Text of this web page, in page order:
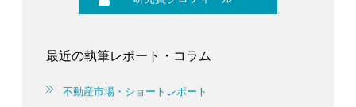
最近の執筆レポート・コラム
不動産市場・ショートレポート